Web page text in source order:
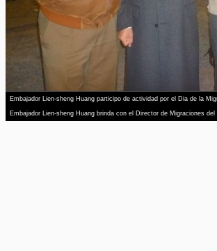
Embajador Lien-sheng Huang participo de actividad por el Dia de la
Embajador Lien-sheng Huang brinda con el Director de Migraciones del